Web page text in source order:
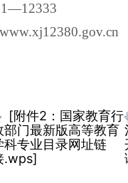
—12333
www.xj12380.gov.cn
[附件2：国家教育行
部门最新版高等教育
科专业目录网址链
.wps]